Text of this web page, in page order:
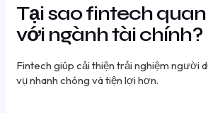
Tại sao fintech
với ngành tài chính?
Fintech giúp cải thiện trải nghiệm người
vụ nhanh chóng và tiện lợi hơn.